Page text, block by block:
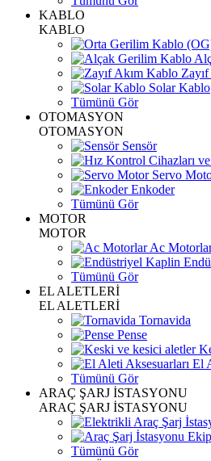
KABLO
KABLO
Solar Kablo
Tümünü Gör
OTOMASYON
OTOMASYON
Sensör
Servo
Enkoder
Tümünü Gör
MOTOR
MOTOR
Ac
Tümünü Gör
EL ALETLERİ
EL ALETLERİ
Tornavida
Pense
El
Tümünü Gör
ARAÇ ŞARJ İSTASYONU
ARAÇ ŞARJ İSTASYONU
Tümünü Gör